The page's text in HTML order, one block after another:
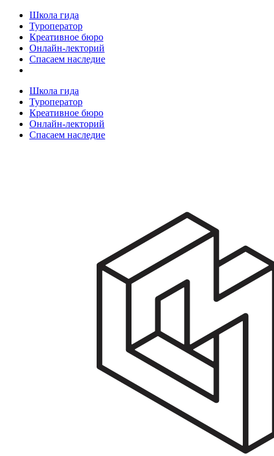
Школа гида
Туроператор
Креативное бюро
Онлайн-лекторий
Спасаем наследие
Школа гида
Туроператор
Креативное бюро
Онлайн-лекторий
Спасаем наследие